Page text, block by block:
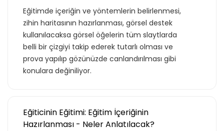
Eğitimde içeriğin ve yöntemlerin belirlenmesi,
zihin haritasının hazırlanması, görsel destek
kullanılacaksa görsel öğelerin tüm slaytlarda
belli bir çizgiyi takip ederek tutarlı olması ve
prova yapılıp gözünüzde canlandırılması gibi
konulara değiniliyor.
Eğiticinin Eğitimi: Eğitim İçeriğinin
Hazırlanması - Neler Anlatılacak?